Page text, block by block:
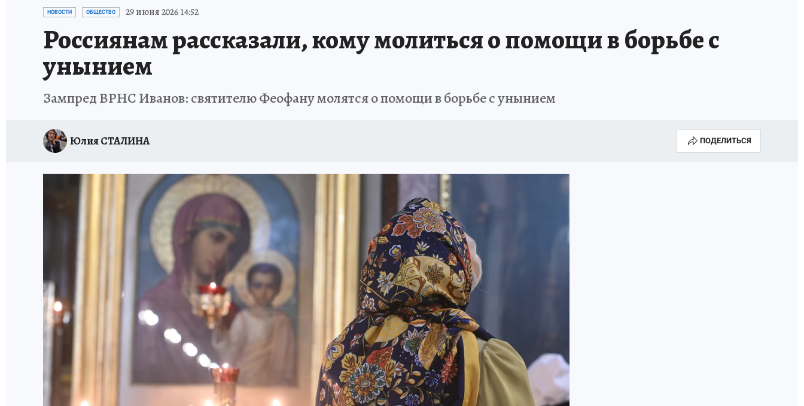
ПЕТЕРБУРГСКАЯ СТРОЙКА
НОВОСТИ ОБЩЕСТВО 29 июня 2026 14:52
Россиянам рассказали, кому молиться о помощи в борьбе с
унынием
Зампред ВРНС Иванов: святителю Феофану молятся о помощи в борьбе с унынием
Юлия СТАЛИНА ПОДЕЛИТЬСЯ